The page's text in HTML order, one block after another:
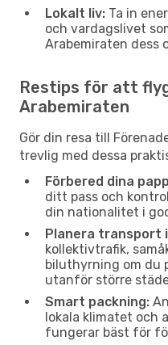
Lokalt liv: Ta in
och vardagslivet
Arabemiraten dess
Restips för att
Arabemiraten
Gör din resa till
trevlig med dessa
Förbered dina
ditt pass och
din nationalitet i
Planera transport
kollektivtrafik,
biluthyrning om du
utanför större
Smart packning:
lokala klimatet och
fungerar bäst för